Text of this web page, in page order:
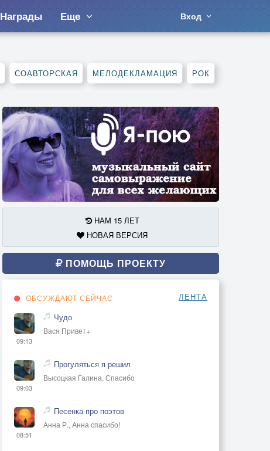
Награды Еще Вход
СОАВТОРСКАЯ МЕЛОДЕКЛАМАЦИЯ РОК
НАМ 15 ЛЕТ
НОВАЯ ВЕРСИЯ
ПОМОЩЬ ПРОЕКТУ
ОБСУЖДАЮТ СЕЙЧАС ЛЕНТА
09:13
Чудо
Вася Привет+
09:03
Прогуляться я решил
Высоцкая Галина, Спасибо
08:51
Песенка про поэтов
Анна Р., Анна спасибо!